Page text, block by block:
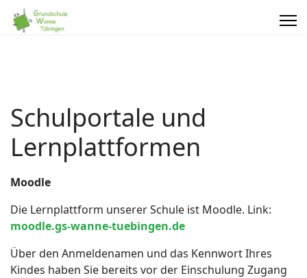
Schulportale und
Lernplattformen
Moodle
Die Lernplattform unserer Schule ist Moodle. Link:
moodle.gs-wanne-tuebingen.de
Über den Anmeldenamen und das Kennwort Ihres
Kindes haben Sie bereits vor der Einschulung Zugang